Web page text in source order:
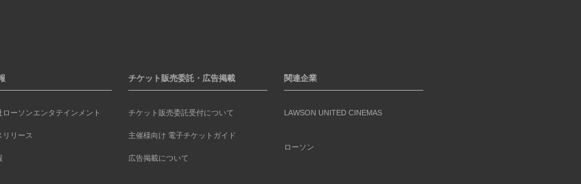
ローソンエンタテインメント
リリース
チケット販売委託・広告掲載
チケット販売委託受付について
主催様向け 電子チケットガイド
広告掲載について
関連企業
LAWSON UNITED CINEMAS
ローソン